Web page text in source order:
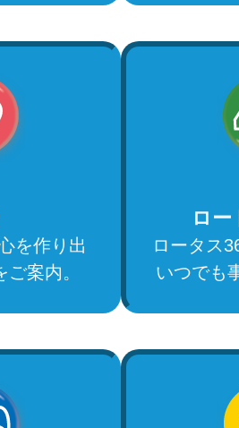
を作り出
案内。
ロー
ロータス
いつでも